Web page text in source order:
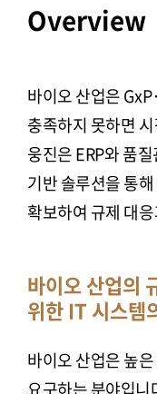
Overview
바이오 산업은
충족하지 못하면
웅진은 ERP와 품
기반 솔루션을 통
확보하여 규제 대
바이오 산업의
위한 IT 시스템
바이오 산업은 높
요구하는 분야입니